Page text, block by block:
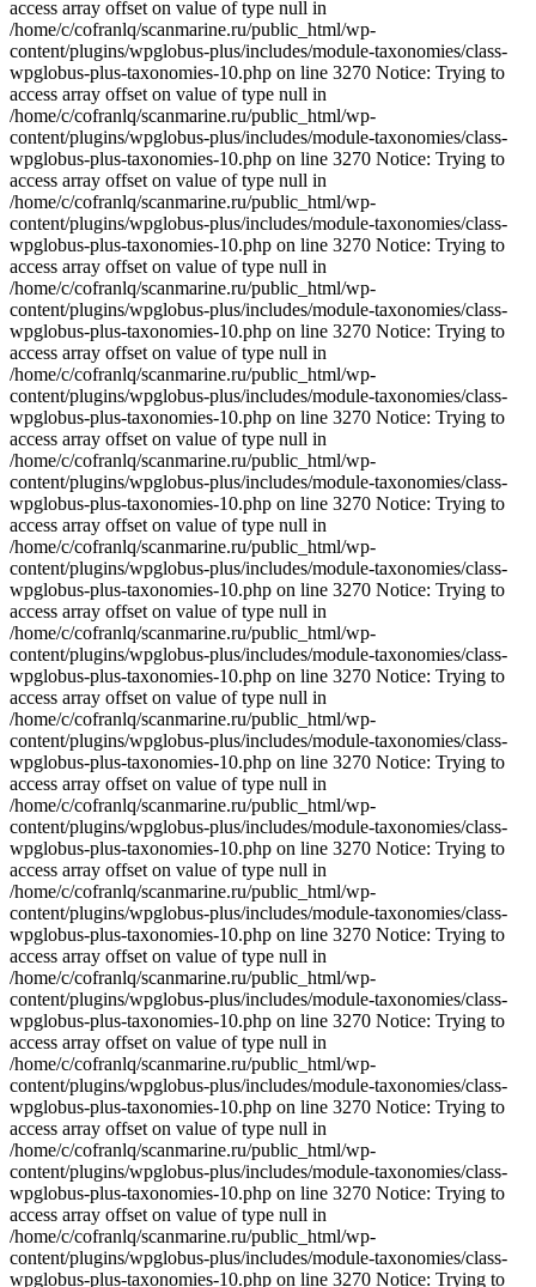
access array offset on value of type null in
/home/c/cofranlq/scanmarine.ru/public_html/wp-
content/plugins/wpglobus-plus/includes/module-taxonomies/class-
wpglobus-plus-taxonomies-10.php on line 3270 Notice: Trying to
access array offset on value of type null in
/home/c/cofranlq/scanmarine.ru/public_html/wp-
content/plugins/wpglobus-plus/includes/module-taxonomies/class-
wpglobus-plus-taxonomies-10.php on line 3270 Notice: Trying to
access array offset on value of type null in
/home/c/cofranlq/scanmarine.ru/public_html/wp-
content/plugins/wpglobus-plus/includes/module-taxonomies/class-
wpglobus-plus-taxonomies-10.php on line 3270 Notice: Trying to
access array offset on value of type null in
/home/c/cofranlq/scanmarine.ru/public_html/wp-
content/plugins/wpglobus-plus/includes/module-taxonomies/class-
wpglobus-plus-taxonomies-10.php on line 3270 Notice: Trying to
access array offset on value of type null in
/home/c/cofranlq/scanmarine.ru/public_html/wp-
content/plugins/wpglobus-plus/includes/module-taxonomies/class-
wpglobus-plus-taxonomies-10.php on line 3270 Notice: Trying to
access array offset on value of type null in
/home/c/cofranlq/scanmarine.ru/public_html/wp-
content/plugins/wpglobus-plus/includes/module-taxonomies/class-
wpglobus-plus-taxonomies-10.php on line 3270 Notice: Trying to
access array offset on value of type null in
/home/c/cofranlq/scanmarine.ru/public_html/wp-
content/plugins/wpglobus-plus/includes/module-taxonomies/class-
wpglobus-plus-taxonomies-10.php on line 3270 Notice: Trying to
access array offset on value of type null in
/home/c/cofranlq/scanmarine.ru/public_html/wp-
content/plugins/wpglobus-plus/includes/module-taxonomies/class-
wpglobus-plus-taxonomies-10.php on line 3270 Notice: Trying to
access array offset on value of type null in
/home/c/cofranlq/scanmarine.ru/public_html/wp-
content/plugins/wpglobus-plus/includes/module-taxonomies/class-
wpglobus-plus-taxonomies-10.php on line 3270 Notice: Trying to
access array offset on value of type null in
/home/c/cofranlq/scanmarine.ru/public_html/wp-
content/plugins/wpglobus-plus/includes/module-taxonomies/class-
wpglobus-plus-taxonomies-10.php on line 3270 Notice: Trying to
access array offset on value of type null in
/home/c/cofranlq/scanmarine.ru/public_html/wp-
content/plugins/wpglobus-plus/includes/module-taxonomies/class-
wpglobus-plus-taxonomies-10.php on line 3270 Notice: Trying to
access array offset on value of type null in
/home/c/cofranlq/scanmarine.ru/public_html/wp-
content/plugins/wpglobus-plus/includes/module-taxonomies/class-
wpglobus-plus-taxonomies-10.php on line 3270 Notice: Trying to
access array offset on value of type null in
/home/c/cofranlq/scanmarine.ru/public_html/wp-
content/plugins/wpglobus-plus/includes/module-taxonomies/class-
wpglobus-plus-taxonomies-10.php on line 3270 Notice: Trying to
access array offset on value of type null in
/home/c/cofranlq/scanmarine.ru/public_html/wp-
content/plugins/wpglobus-plus/includes/module-taxonomies/class-
wpglobus-plus-taxonomies-10.php on line 3270 Notice: Trying to
access array offset on value of type null in
/home/c/cofranlq/scanmarine.ru/public_html/wp-
content/plugins/wpglobus-plus/includes/module-taxonomies/class-
wpglobus-plus-taxonomies-10.php on line 3270 Notice: Trying to